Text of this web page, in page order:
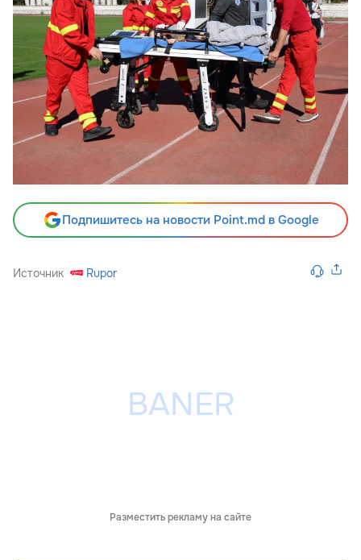
Подпишитесь на новости Point.md в Google
Источник Rupor
Разместить рекламу на сайте